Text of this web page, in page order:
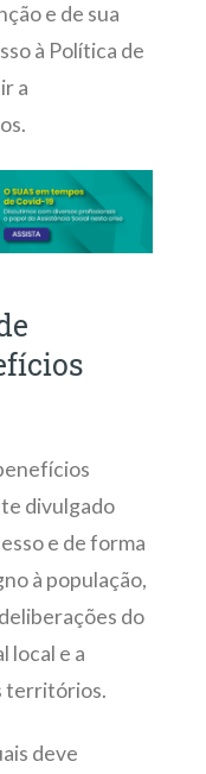
e de sua
à Política de
a
divulgado
e de forma
à população,
do
local e a
territórios.
deve